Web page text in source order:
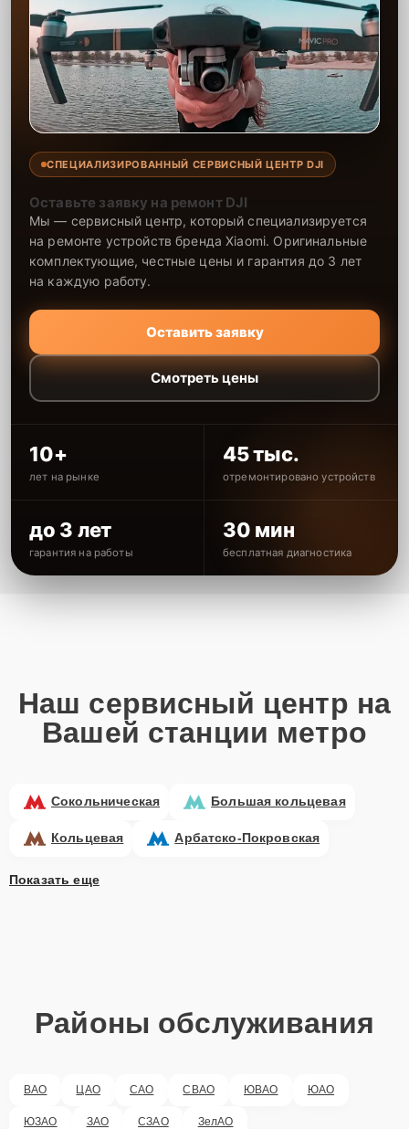
СПЕЦИАЛИЗИРОВАННЫЙ СЕРВИСНЫЙ ЦЕНТР DJI
Оставьте заявку на ремонт DJI
Мы — сервисный центр, который специализируется
на ремонте устройств бренда Xiaomi. Оригинальные
комплектующие, честные цены и гарантия до 3 лет
на каждую работу.
Оставить заявку
Смотреть цены
10+
лет на рынке
45 тыс.
отремонтировано устройств
до 3 лет
гарантия на работы
30 мин
бесплатная диагностика
Наш сервисный центр на
Вашей станции метро
Сокольническая Большая кольцевая
Кольцевая Арбатско-Покровская
Показать еще
Районы обслуживания
ВАО ЦАО САО СВАО ЮВАО ЮАО
ЮЗАО ЗАО СЗАО ЗелАО